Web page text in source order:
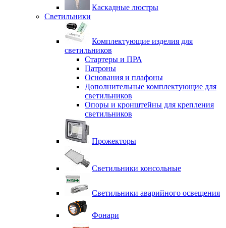
Каскадные люстры
Светильники
Комплектующие изделия для
светильников
Стартеры и ПРА
Патроны
Основания и плафоны
Дополнительные комплектующие для
светильников
Опоры и кронштейны для крепления
светильников
Прожекторы
Светильники консольные
Светильники аварийного освещения
Фонари